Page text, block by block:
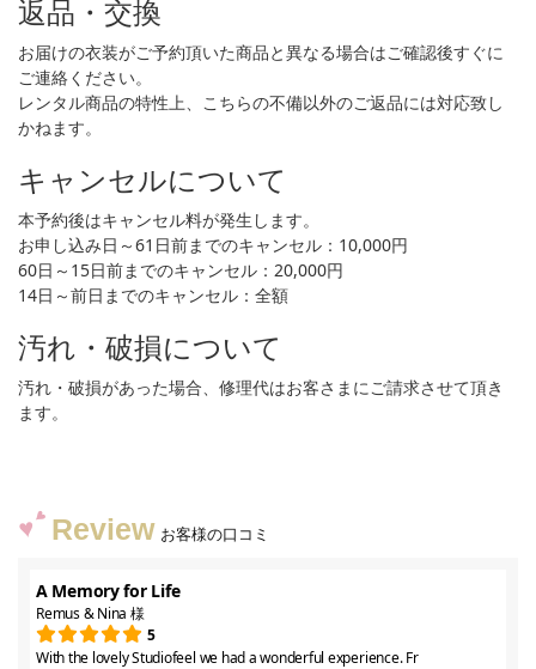
返品・交換
お届けの衣装がご予約頂いた商品と異なる場合はご確認後すぐに
ご連絡ください。
レンタル商品の特性上、こちらの不備以外のご返品には対応致し
かねます。
キャンセルについて
本予約後はキャンセル料が発生します。
お申し込み日～61日前までのキャンセル：10,000円
60日～15日前までのキャンセル：20,000円
14日～前日までのキャンセル：全額
汚れ・破損について
汚れ・破損があった場合、修理代はお客さまにご請求させて頂き
ます。
Review お客様の口コミ
A Memory for Life
Remus & Nina 様
5
With the lovely Studiofeel we had a wonderful experience. Fr